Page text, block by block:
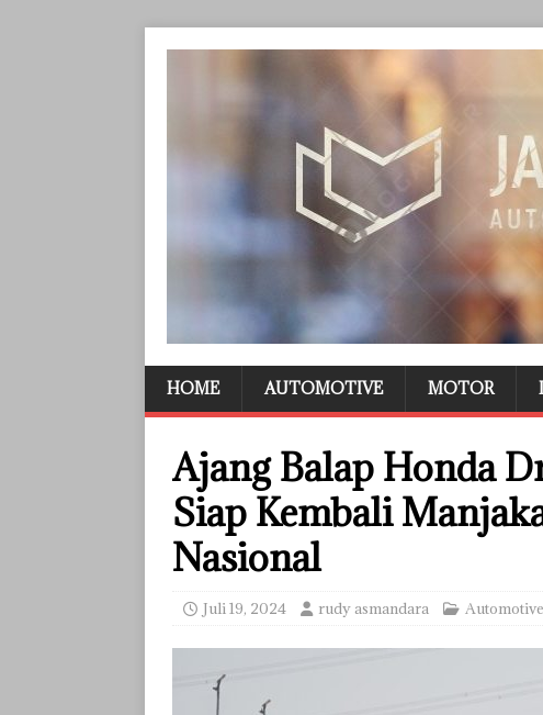
HOME AUTOMOTIVE MOTOR
Ajang Balap Honda
Siap Kembali
Nasional
Juli 19, 2024 rudy asmandara Automotive